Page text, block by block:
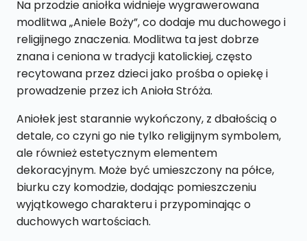
Na przodzie aniołka widnieje wygrawerowana
modlitwa „Aniele Boży”, co dodaje mu duchowego i
religijnego znaczenia. Modlitwa ta jest dobrze
znana i ceniona w tradycji katolickiej, często
recytowana przez dzieci jako prośba o opiekę i
prowadzenie przez ich Anioła Stróża.
Aniołek jest starannie wykończony, z dbałością o
detale, co czyni go nie tylko religijnym symbolem,
ale również estetycznym elementem
dekoracyjnym. Może być umieszczony na półce,
biurku czy komodzie, dodając pomieszczeniu
wyjątkowego charakteru i przypominając o
duchowych wartościach.